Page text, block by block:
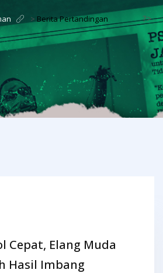
> Berita Pertandingan ?>
Cepat, Elang Muda
Hasil Imbang